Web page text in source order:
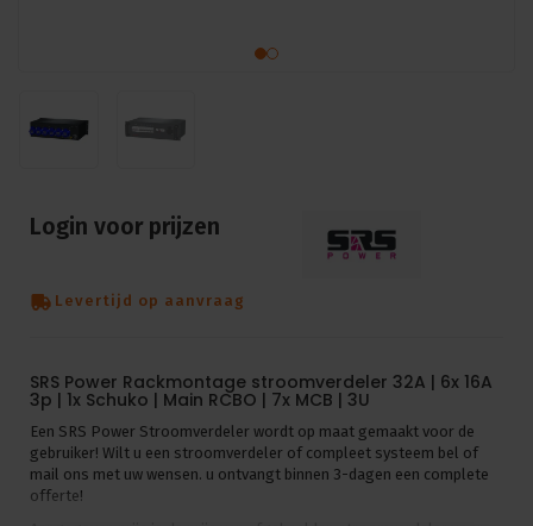
Login voor prijzen
Levertijd op aanvraag
SRS Power Rackmontage stroomverdeler 32A | 6x 16A
3p | 1x Schuko | Main RCBO | 7x MCB | 3U
Een SRS Power Stroomverdeler wordt op maat gemaakt voor de
gebruiker! Wilt u een stroomverdeler of compleet systeem bel of
mail ons met uw wensen. u ontvangt binnen 3-dagen een complete
offerte!